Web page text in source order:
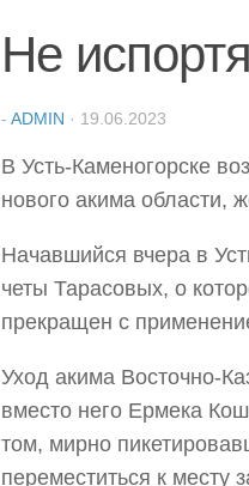
Не
- ADMIN · 19.06.2023
В Усть-Каменогорске
нового акима области,
Начавшийся вчера в
четы Тарасовых, о
прекращен с
Уход акима Восточно-
вместо него Ермека
том, мирно
переместиться к месту